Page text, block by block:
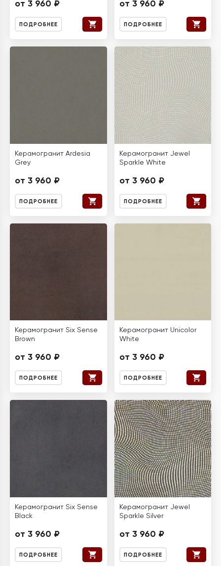
от 3 960 ₽
ПОДРОБНЕЕ
от 3 960 ₽
ПОДРОБНЕЕ
Керамогранит Ardesia
Grey
от 3 960 ₽
ПОДРОБНЕЕ
Керамогранит Jewel
Sparkle White
от 3 960 ₽
ПОДРОБНЕЕ
Керамогранит Six Sense
Brown
от 3 960 ₽
ПОДРОБНЕЕ
Керамогранит Unicolor
White
от 3 960 ₽
ПОДРОБНЕЕ
Керамогранит Six Sense
Black
от 3 960 ₽
ПОДРОБНЕЕ
Керамогранит Jewel
Sparkle Silver
от 3 960 ₽
ПОДРОБНЕЕ